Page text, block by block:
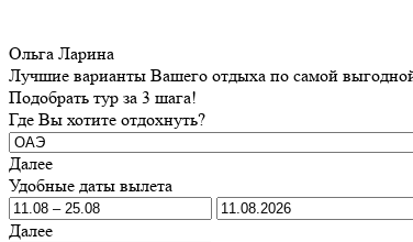
Ольга Ларина
Лучшие варианты Вашего отдыха по самой
Подобрать тур за 3 шага!
Где Вы хотите отдохнуть?
Далее
Удобные даты вылета
Далее